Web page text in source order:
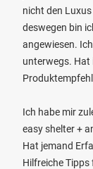
nicht den
deswegen bin
angewiesen.
unterwegs. Hat
Ich habe mir
easy shelter +
Hat jemand
Hilfreiche Tipps